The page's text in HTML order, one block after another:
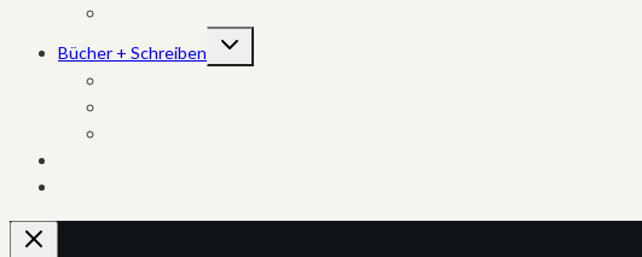
Bücher + Schreiben
Untermenü
umschalten